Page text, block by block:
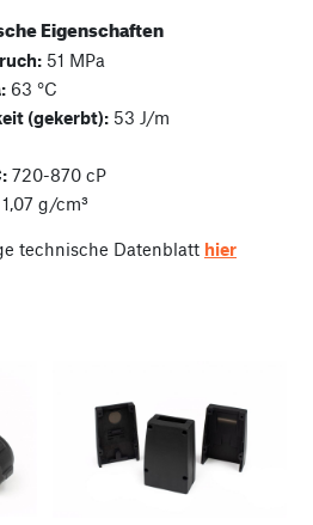
Eigenschaften
51 MPa
63 °C
(gekerbt): 53 J/m
720-870 cP
1,07 g/cm³
technische Datenblatt hier